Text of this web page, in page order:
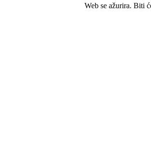
Web se ažurira. Biti